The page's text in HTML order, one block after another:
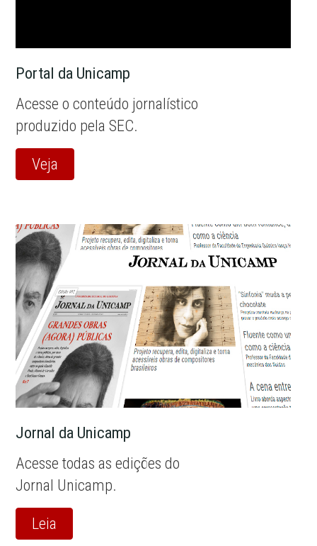
Portal da Unicamp
Acesse o conteúdo jornalístico
produzido pela SEC.
Veja
Jornal da Unicamp
Acesse todas as edições do
Jornal Unicamp.
Leia